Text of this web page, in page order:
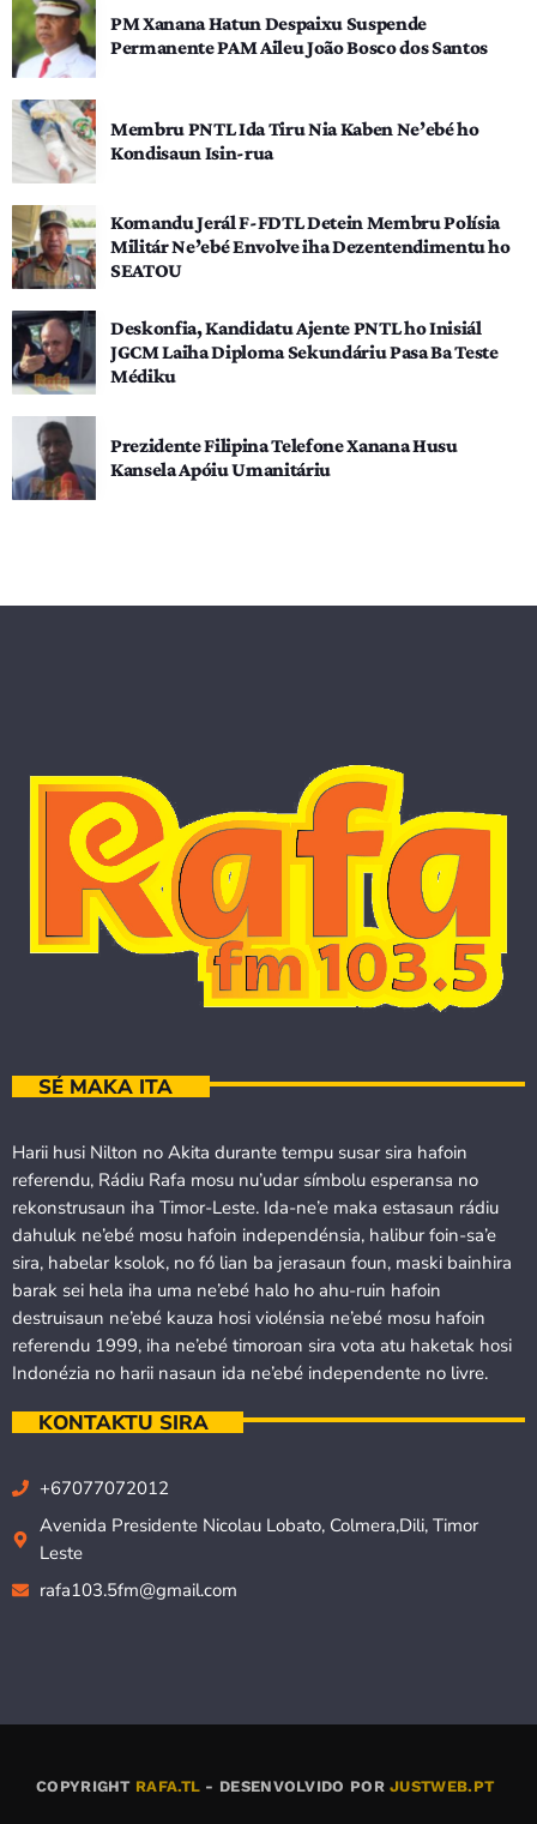
PM Xanana Hatun Despaixu Suspende
Permanente PAM Aileu João Bosco dos Santos
Membru PNTL Ida Tiru Nia Kaben Ne’ebé ho
Kondisaun Isin-rua
Komandu Jerál F-FDTL Detein Membru Polísia
Militár Ne’ebé Envolve iha Dezentendimentu ho
SEATOU
Deskonfia, Kandidatu Ajente PNTL ho Inisiál
JGCM Laiha Diploma Sekundáriu Pasa Ba Teste
Médiku
Prezidente Filipina Telefone Xanana Husu
Kansela Apóiu Umanitáriu
SÉ MAKA ITA
Harii husi Nilton no Akita durante tempu susar sira hafoin
referendu, Rádiu Rafa mosu nu’udar símbolu esperansa no
rekonstrusaun iha Timor-Leste. Ida-ne’e maka estasaun rádiu
dahuluk ne’ebé mosu hafoin independénsia, halibur foin-sa’e
sira, habelar ksolok, no fó lian ba jerasaun foun, maski bainhira
barak sei hela iha uma ne’ebé halo ho ahu-ruin hafoin
destruisaun ne’ebé kauza hosi violénsia ne’ebé mosu hafoin
referendu 1999, iha ne’ebé timoroan sira vota atu haketak hosi
Indonézia no harii nasaun ida ne’ebé independente no livre.
KONTAKTU SIRA
+67077072012
Avenida Presidente Nicolau Lobato, Colmera,Dili, Timor
Leste
rafa103.5fm@gmail.com
COPYRIGHT RAFA.TL - DESENVOLVIDO PORJUSTWEB.PT